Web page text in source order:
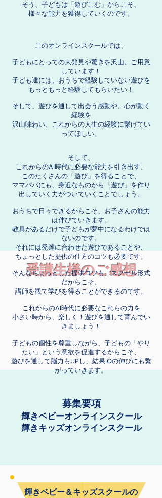
受講生様のご感想
そう、子どもは「遊びこむ」からこそ、
様々な能力を獲得していくのです。
このオンラインスクールでは、
子どもにとっての大発見や驚きを沢山、ご用意
しています！
子ども達には、おうちで経験していない遊びを
もっともっと経験してもらいたい！
そして、遊びを通して出会う感動や、心が動く
経験を
沢山味わい、これからの人生の経験に繋げてい
ってほしい。
そして、
これからのAI時代に必要な能力を引き出す、
このたくさんの「遊び」を得ることで、
ママパパにも、身近なものから「遊び」を作り
出していく力がついていくことでしょう。
おうちで日々できるからこそ、お子さんの能力
は伸びていきます。
教具があるだけで子どもが夢中になるわけでは
ないのです。
それには発達に合わせた遊びであることや、
ちょっとした提供の仕方のコツも必要です。
そんなちょっとした提供コツも、スクール形式
だからこそ、
講師を観て学びを得ることができるのです。
これからのAI時代に必要なこれらの力を
小さい時から、楽しく！遊びを通して育んでい
きましょう！
子どもの個性を尊重しながら、子どもの「やり
たい」という意欲を促進するからこそ、
遊びを通して脳力もUPし、結果IQの伸びにも繋
がっていきます。
募集要項
輝きベビーオンラインスクール
輝きキッズオンラインスクール
輝きベビー＆キッズスクールの